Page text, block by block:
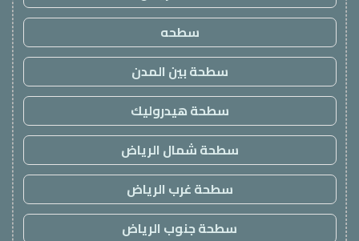
سطحه
سطحة بين المدن
سطحة هيدروليك
سطحة شمال الرياض
سطحة غرب الرياض
سطحة جنوب الرياض